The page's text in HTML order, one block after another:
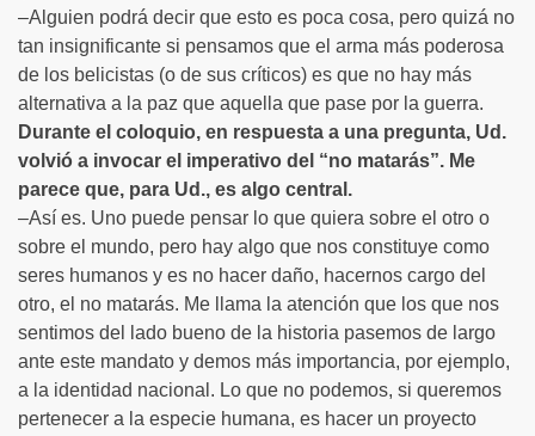
–Alguien podrá decir que esto es poca cosa, pero quizá no
tan insignificante si pensamos que el arma más poderosa
de los belicistas (o de sus críticos) es que no hay más
alternativa a la paz que aquella que pase por la guerra.
Durante el coloquio, en respuesta a una pregunta, Ud.
volvió a invocar el imperativo del “no matarás”. Me
parece que, para Ud., es algo central.
–Así es. Uno puede pensar lo que quiera sobre el otro o
sobre el mundo, pero hay algo que nos constituye como
seres humanos y es no hacer daño, hacernos cargo del
otro, el no matarás. Me llama la atención que los que nos
sentimos del lado bueno de la historia pasemos de largo
ante este mandato y demos más importancia, por ejemplo,
a la identidad nacional. Lo que no podemos, si queremos
pertenecer a la especie humana, es hacer un proyecto